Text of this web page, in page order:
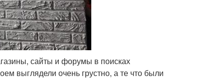
сайты и форумы в поисках
выглядели очень грустно, а те что были